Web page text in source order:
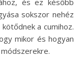
sokszor nehéz
a cumihoz.
mikor és hogyan